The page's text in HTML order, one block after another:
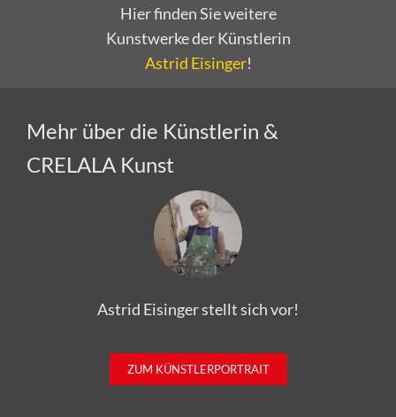
Hier finden Sie weitere
Kunstwerke der Künstlerin
Astrid Eisinger!
Mehr über die Künstlerin &
CRELALA Kunst
Astrid Eisinger stellt sich vor!
ZUM KÜNSTLERPORTRAIT